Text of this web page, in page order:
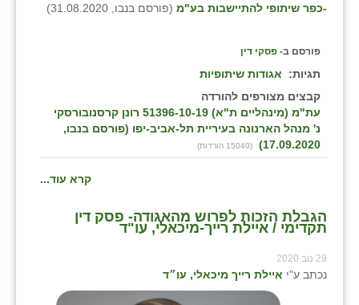
-כפר שיתופי להתיישבות בע"מ (פורסם בנבו, 31.08.2020)
פורסם ב- פסקי דין
תגיות:
אגודות שיתופיות
קבצים מצורפים להורדה
עת"מ (מינהליים ת"א) 51396-10-19 רונן קרסנובורסקי
נ' מנהל הארנונה בעיריית תל-אביב-יפו (פורסם בנבו,
17.09.2020)
(15040 הורדות)
קרא עוד...
הגבלת הזכות לפרוש מהאגודה- פסק דין
תקדימי / איילת רייך-מיכאלי, עו"ד
29 נוב 2020
נכתב ע"י איילת רייך מיכאלי, עו״ד